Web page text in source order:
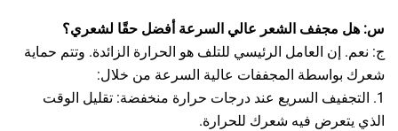
س: هل مجفف الشعر عالي السرعة أفضل حقًا لشعري؟
ج: نعم. إن العامل الرئيسي للتلف هو الحرارة الزائدة. وتتم حماية
شعرك بواسطة المجففات عالية السرعة من خلال:
1. التجفيف السريع عند درجات حرارة منخفضة: تقليل الوقت
الذي يتعرض فيه شعرك للحرارة.